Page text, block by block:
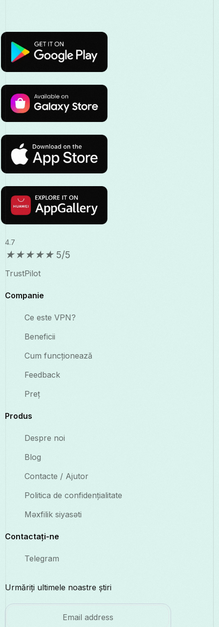
4.7
★★★★★ 5/5
TrustPilot
Companie
Ce este VPN?
Beneficii
Cum funcționează
Feedback
Preț
Produs
Despre noi
Blog
Contacte / Ajutor
Politica de confidențialitate
Məxfilik siyasəti
Contactați-ne
Telegram
Urmăriți ultimele noastre știri